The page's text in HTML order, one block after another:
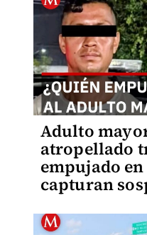
Adulto
atropellado
empujado
capturan